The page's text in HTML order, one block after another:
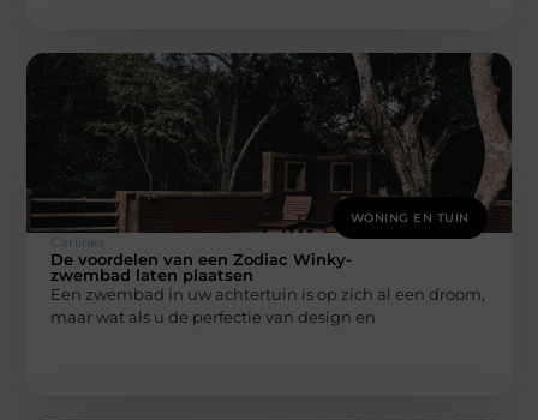
WONING EN TUIN
Carlinks
De voordelen van een Zodiac Winky-
zwembad laten plaatsen
Een zwembad in uw achtertuin is op zich al een droom,
maar wat als u de perfectie van design en